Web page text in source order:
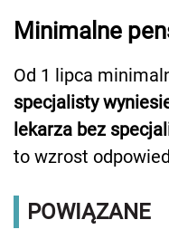
Minimalne
Od 1 lipca
specjalisty
lekarza bez
to wzrost
POWIĄZANE